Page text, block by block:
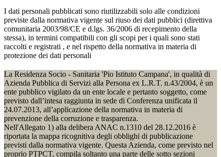
I dati personali pubblicati sono riutilizzabili solo alle condizioni
previste dalla normativa vigente sul riuso dei dati pubblici (direttiva
comunitaria 2003/98/CE e d.lgs. 36/2006 di recepimento della
stessa), in termini compatibili con gli scopi per i quali sono stati
raccolti e registrati , e nel rispetto della normativa in materia di
protezione dei dati personali
La Residenza Socio - Sanitaria 'Pio Istituto Campana', in qualità di
Azienda Pubblica di Servizi alla Persona ex L.R.T. n.43/2004, è un
ente pubblico vigilato da un ente locale e pertanto soggetto, come
previsto dall’intesa raggiunta in sede di Conferenza unificata il
24.07.2013, all’applicazione della normativa in materia di
prevenzione della corruzione e trasparenza.
Nell'Allegato 1) alla delibera ANAC n.1310 del 28.12.2016 è
riportata la mappa ricognitiva degli obblighi di pubblicazione
previsti dalla normativa vigente. Questa Azienda, come previsto nel
proprio PTPCT, compila soltanto una parte delle sotto sezioni